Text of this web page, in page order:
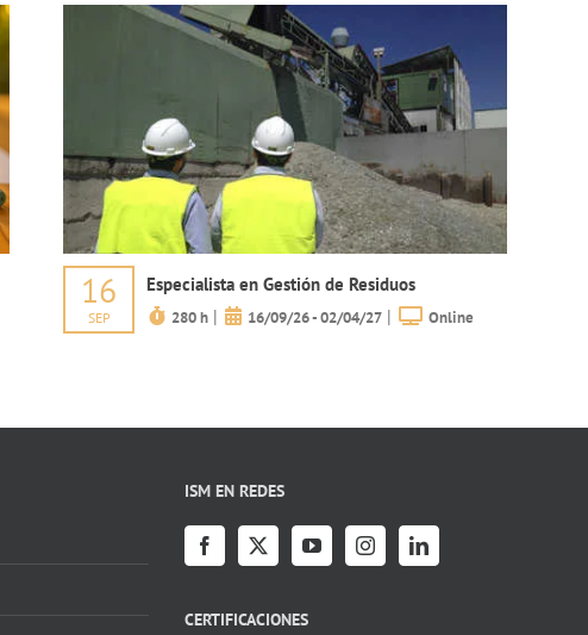
16
SEP
Especialista en Gestión de Residuos
280 h | 16/09/26 - 02/04/27 | Online
ISM EN REDES
CERTIFICACIONES